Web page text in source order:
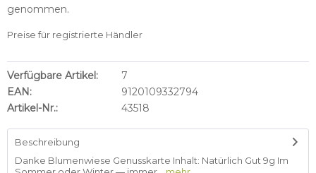
genommen.
Preise für registrierte Händler
Verfügbare Artikel:
7
EAN:
9120109332794
Artikel-Nr.:
43518
Beschreibung
Danke Blumenwiese Genusskarte Inhalt: Natürlich Gut 9g Im